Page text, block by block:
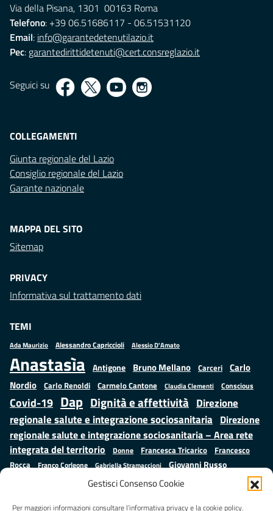
Gestisci Consenso Cookie
Per maggiori informazioni consultare l’informativa privacy e la cookie policy.
Via della Pisana, 1301 00163 Roma
Telefono: +39 06.51686117 - 06.51531120
Email: info@garantedetenutilazio.it
Pec: garantedirittidetenuti@cert.consreglazio.it
Seguici su
COLLEGAMENTI
Giunta regionale del Lazio
Consiglio regionale del Lazio
Garante nazionale
MAPPA DEL SITO
Sitemap
PRIVACY
Informativa sul trattamento dati
TEMI
Ada Maurizio Alessandro Capriccioli Alessio D'Amato
Anastasìa Antigone Bruno Mellano Carceri
Carlo
Nordio Carlo Renoldi Carmelo Cantone Claudia Clementi Conscious
Covid-19 Dap Dignità e affettività Direzione
regionale salute e integrazione sociosanitaria Direzione
regionale salute e integrazione sociosanitaria – Area rete
integrata del territorio
Donne Francesca Tricarico
Francesco
Rocca
Franco Corleone Gabriella Stramaccioni Giovanni Russo
Giuseppe Emanuele Cangemi Istruzione e cultura
Mauro